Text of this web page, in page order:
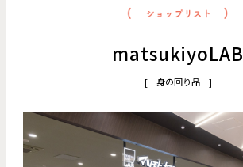
matsukiyoLAB
[ 身の回り品 ]